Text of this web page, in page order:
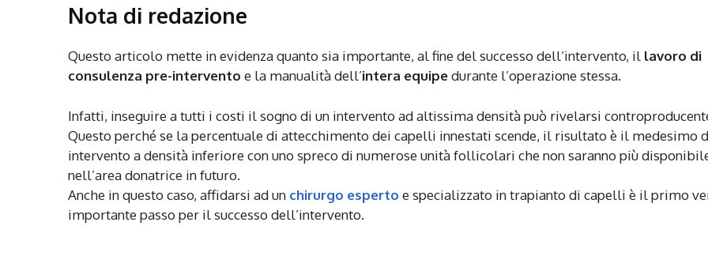
Nota di redazione
Questo articolo mette in evidenza quanto sia importante, al fine del successo dell’intervento, il lavoro di
consulenza pre-intervento e la manualità dell’intera equipedurante l’operazione stessa.
Infatti, inseguire a tutti i costi il sogno di un intervento ad altissima densità può rivelarsi
Questo perché se la percentuale di attecchimento dei capelli innestati scende, il risultato è il medesimo
intervento a densità inferiore con uno spreco di numerose unità follicolari che non saranno più
nell’area donatrice in futuro.
Anche in questo caso, affidarsi ad un chirurgo esperto e specializzato in trapianto di capelli è il primo
importante passo per il successo dell’intervento.